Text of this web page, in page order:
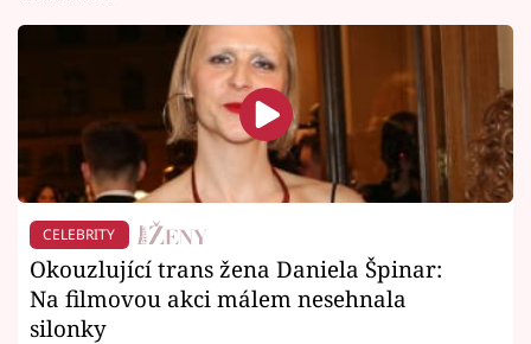
CELEBRITY
Okouzlující trans žena Daniela Špinar:
Na filmovou akci málem nesehnala
silonky